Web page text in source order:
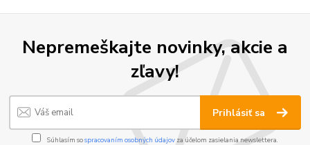
Nepremeškajte novinky, akcie a
zľavy!
Prihlásiť sa
Súhlasím sospracovaním osobných údajov za účelom zasielania newslettera.